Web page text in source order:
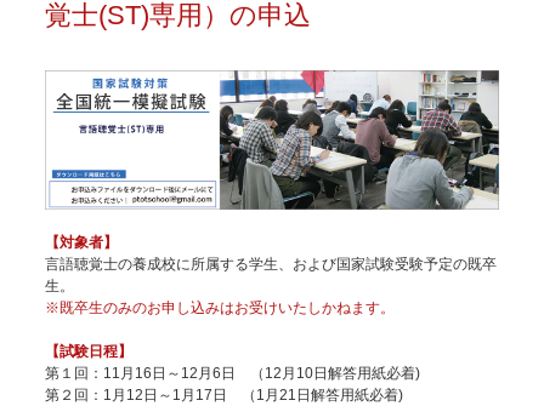
覚士(ST)専用）の申込
【対象者】
言語聴覚士の養成校に所属する学生、および国家試験受験予定の既卒
生。
※既卒生のみのお申し込みはお受けいたしかねます。
【試験日程】
第１回：11月16日～12月6日 （12月10日解答用紙必着)
第２回：1月12日～1月17日 （1月21日解答用紙必着)